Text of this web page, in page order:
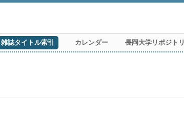
雑誌タイトル索引 カレンダー 長岡大学リポジトリ